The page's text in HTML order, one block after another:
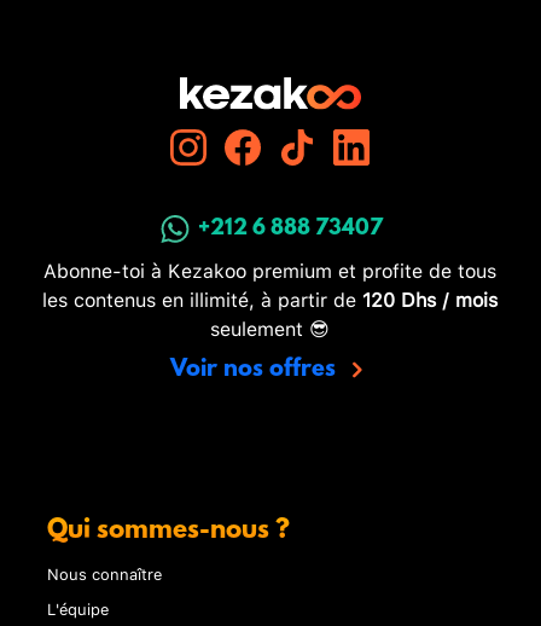
+212 6 888 73407
Abonne-toi à Kezakoo premium et profite de tous
les contenus en illimité, à partir de 120 Dhs / mois
seulement 😎
Voir nos offres
Qui sommes-nous ?
Nous connaître
L'équipe